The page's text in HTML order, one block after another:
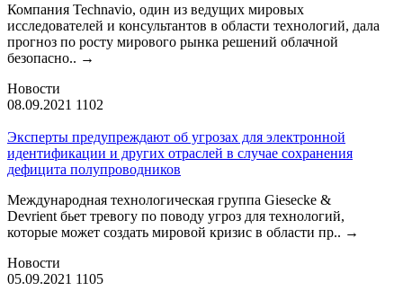
Компания Technavio, один из ведущих мировых
исследователей и консультантов в области технологий, дала
прогноз по росту мирового рынка решений облачной
безопасно.. →
Новости
08.09.2021 1102
Эксперты предупреждают об угрозах для электронной
идентификации и других отраслей в случае сохранения
дефицита полупроводников
Международная технологическая группа Giesecke &
Devrient бьет тревогу по поводу угроз для технологий,
которые может создать мировой кризис в области пр.. →
Новости
05.09.2021 1105